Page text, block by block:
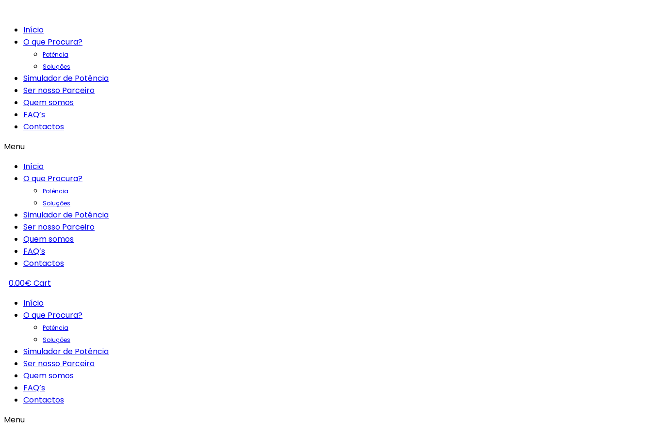
Início
O que Procura?
Potência
Soluções
Simulador de Potência
Ser nosso Parceiro
Quem somos
FAQ’s
Contactos
Menu
Início
O que Procura?
Potência
Soluções
Simulador de Potência
Ser nosso Parceiro
Quem somos
FAQ’s
Contactos
0.00€ Cart
Início
O que Procura?
Potência
Soluções
Simulador de Potência
Ser nosso Parceiro
Quem somos
FAQ’s
Contactos
Menu